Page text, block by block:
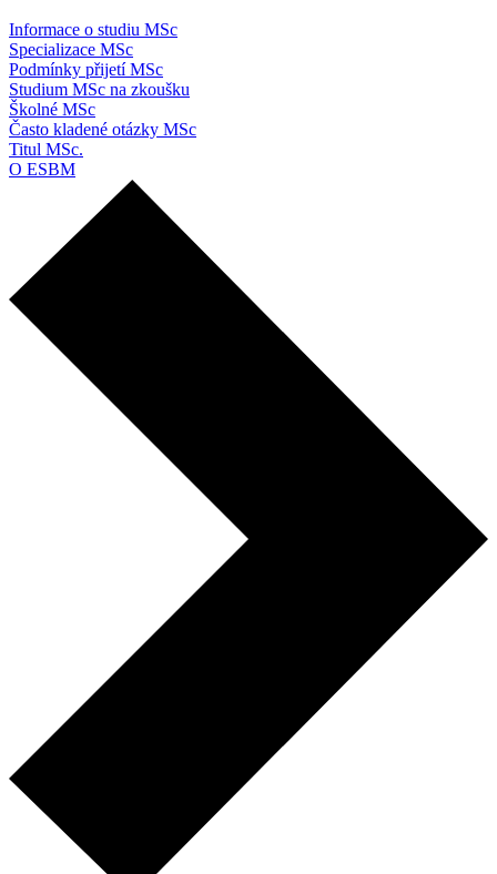
Informace o studiu MSc
Specializace MSc
Podmínky přijetí MSc
Studium MSc na zkoušku
Školné MSc
Často kladené otázky MSc
Titul MSc.
O ESBM